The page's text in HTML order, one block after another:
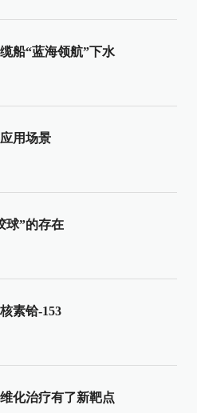
船“蓝海领航”下水
用场景
球”的存在
素铪-153
化治疗有了新靶点